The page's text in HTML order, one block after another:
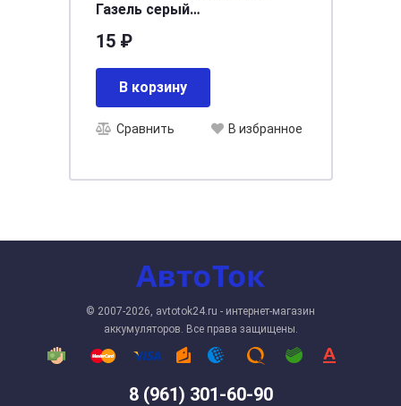
Газель серый
обшивки салона) (50шт) *
3302-5602156 *
15 ₽
В корзину
Сравнить В избранное
8 (961) 301-60-90
© 2007-2026, avtotok24.ru - интернет-магазин
аккумуляторов. Все права защищены.